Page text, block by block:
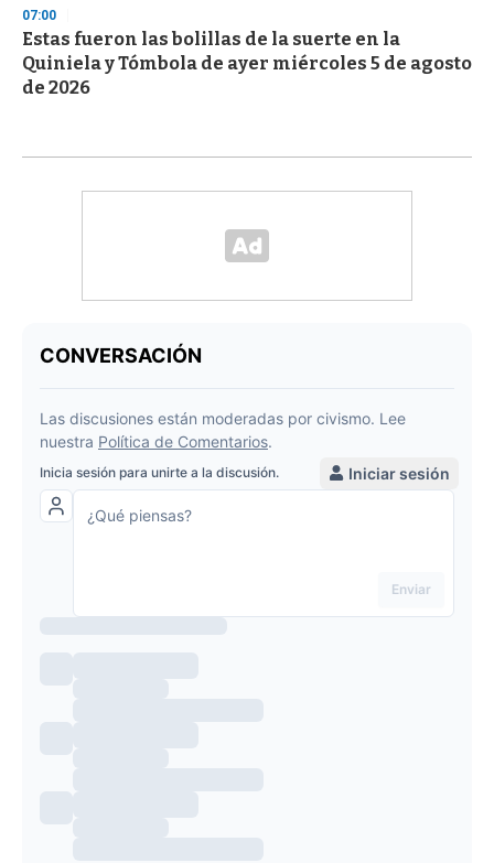
07:00
Estas fueron las bolillas de la suerte en la
Quiniela y Tómbola de ayer miércoles 5 de agosto
de 2026